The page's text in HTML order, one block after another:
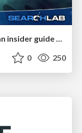
Dominate Local Search Results - an insider guide to GBP, reviews, and Local SEO
0 250